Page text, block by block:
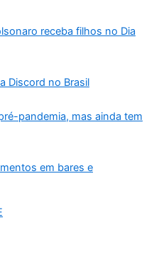
receba filhos no Dia
Discord no Brasil
pandemia, mas ainda tem
em bares e